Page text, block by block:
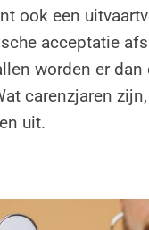
ook een
acceptatie
worden er dan
carenzjaren
uit.